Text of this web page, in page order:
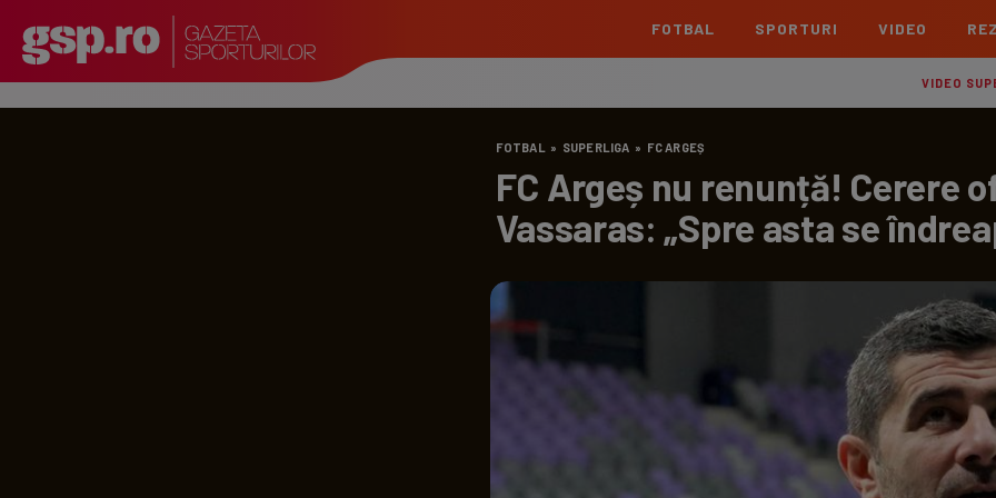
FOTBAL
Liga 2
Meciuri Clasament
Echipe Meciuri
La
Echipe
Echipe
Echipe
SPORTURI VIDEO
VIDEO
FOTBAL » SUPERLIGA » FC ARGEȘ
FC Argeș nu renunță! Cerere
Vassaras: „Spre asta se